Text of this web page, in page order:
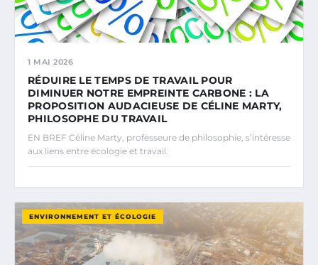
1 MAI 2026
RÉDUIRE LE TEMPS DE TRAVAIL POUR
DIMINUER NOTRE EMPREINTE CARBONE : LA
PROPOSITION AUDACIEUSE DE CÉLINE MARTY,
PHILOSOPHE DU TRAVAIL
EN BREF Céline Marty, professeure de philosophie, s’intéresse
aux liens entre écologie et travail.
ENVIRONNEMENT ET ÉCOLOGIE